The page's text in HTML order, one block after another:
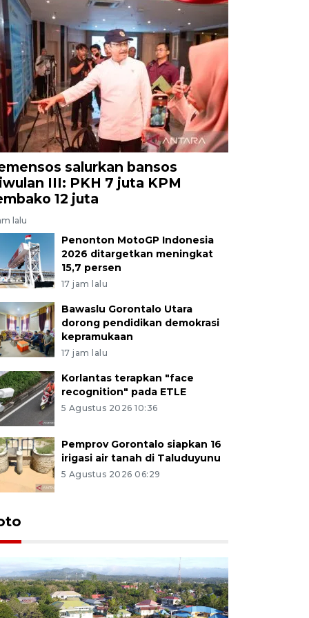
salurkan bansos
III: PKH 7 juta KPM
12 juta
lalu
Penonton MotoGP Indonesia
2026 ditargetkan meningkat
15,7 persen
17 jam lalu
Bawaslu Gorontalo Utara
dorong pendidikan demokrasi
kepramukaan
17 jam lalu
Korlantas terapkan "face
recognition" pada ETLE
5 Agustus 2026 10:36
Pemprov Gorontalo siapkan 16
irigasi air tanah di Taluduyunu
5 Agustus 2026 06:29